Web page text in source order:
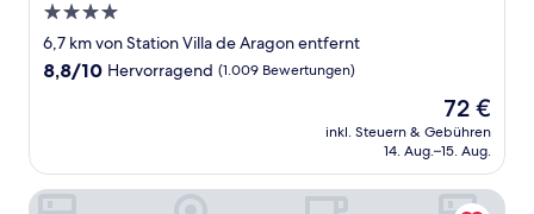
4.0-
Sterne-
Unterkunft
6,7 km von Station Villa de Aragon entfernt
8.8
Bewertungen)
8,8/10 Hervorragend (1.009 Bewertungen)
Der
Preis
beträgt
72 €
inkl. Steuern & Gebühren
14. Aug.–15. Aug.
Fiesta Americana Viaducto Aeropuerto